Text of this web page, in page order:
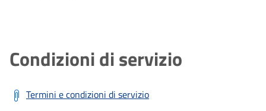
Condizioni di servizio
Termini e condizioni di servizio